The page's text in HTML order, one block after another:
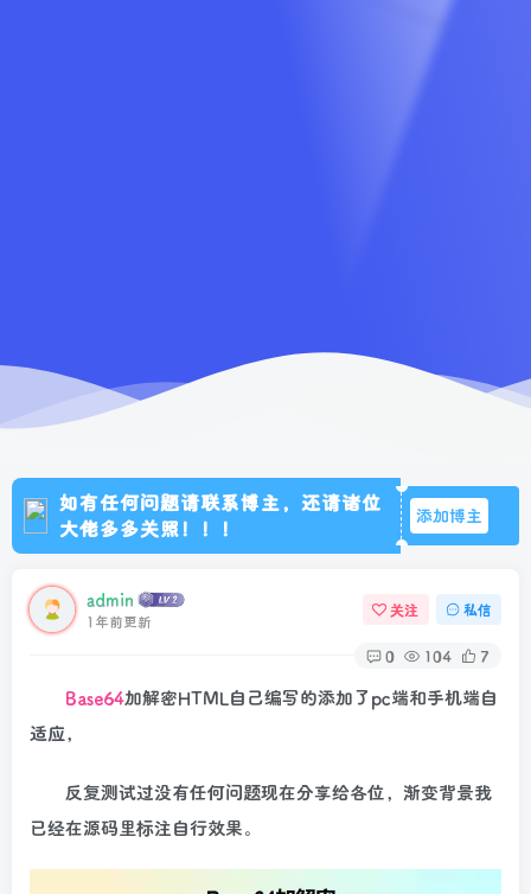
如有任何问题请联系博主，还请诸位
大佬多多关照！！！
添加博主
admin
1年前更新
关注 私信
0 104 7
Base64加解密HTML自己编写的添加了pc端和手机端自
适应，
反复测试过没有任何问题现在分享给各位，渐变背景我
已经在源码里标注自行效果。